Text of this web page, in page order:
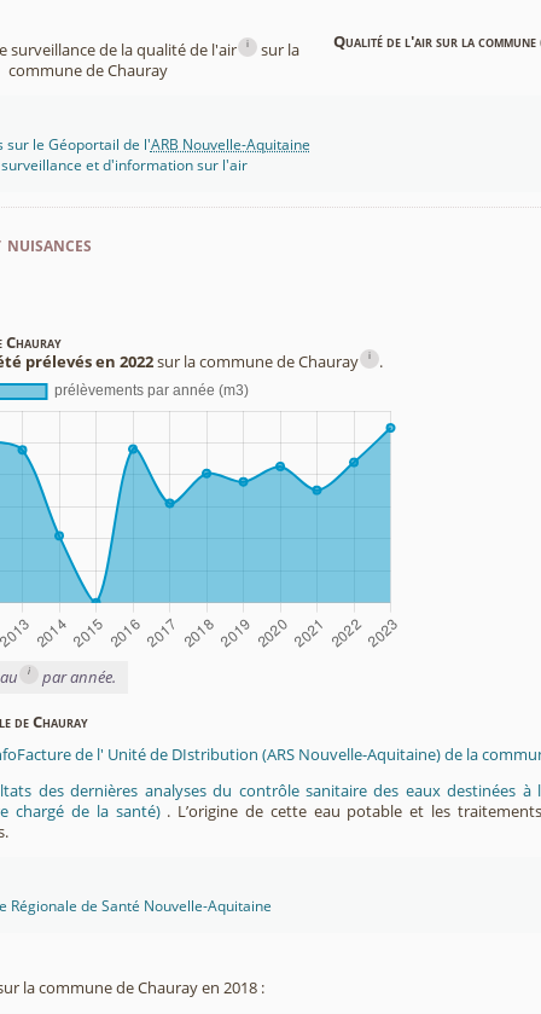
surveillance de la qualité de l'air i
sur la
commune de Chauray
Qualité de l'air sur la commune
sur le Géoportail de l'ARB Nouvelle-Aquitaine
surveillance et d'information sur l'air
Chauray
prélevés en 2022sur la commune de Chauray i .
i par année.
de Chauray
de l' Unité de DIstribution (ARS Nouvelle-Aquitaine) de la
des dernières analyses du contrôle sanitaire des eaux destinées
chargé de la santé) . L’origine de cette eau potable et les
Régionale de Santé Nouvelle-Aquitaine
la commune de Chauray en 2018 :